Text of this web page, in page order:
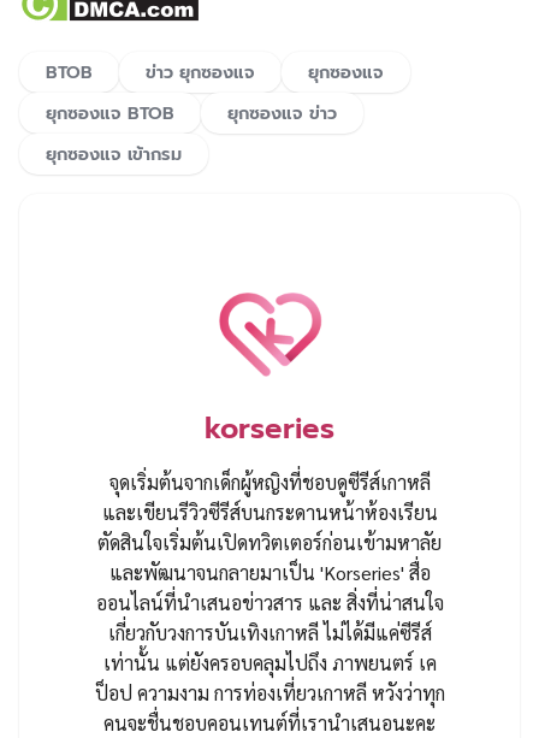
BTOB ข่าว ยุกซองแจ
ยุกซองแจ
ยุกซองแจ BTOB
ยุกซองแจ ข่าว
ยุกซองแจ เข้ากรม
korseries
จุดเริ่มต้นจากเด็กผู้หญิงที่ชอบดูซีรีส์เกาหลี
และเขียนรีวิวซีรีส์บนกระดานหน้าห้องเรียน
ตัดสินใจเริ่มต้นเปิดทวิตเตอร์ก่อนเข้ามหาลัย
และพัฒนาจนกลายมาเป็น 'Korseries' สื่อ
ออนไลน์ที่นำเสนอข่าวสาร และ สิ่งที่น่าสนใจ
เกี่ยวกับวงการบันเทิงเกาหลี ไม่ได้มีแค่ซีรีส์
เท่านั้น แต่ยังครอบคลุมไปถึง ภาพยนตร์ เค
ป็อป ความงาม การท่องเที่ยวเกาหลี หวังว่าทุก
คนจะชื่นชอบคอนเทนต์ที่เรานำเสนอนะคะ